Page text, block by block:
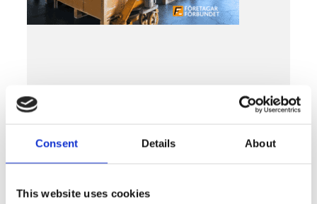
Consent Details About
This website uses cookies
Nyheter
Småföretagares fraktrutiner